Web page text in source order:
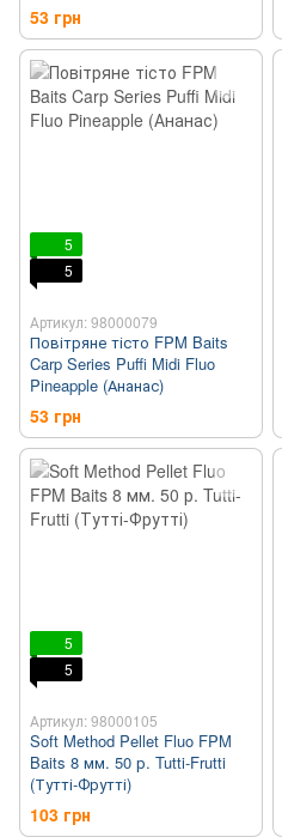
53 грн
5
5
Артикул: 98000079
Повітряне тісто FPM Baits
Carp Series Puffi Midi Fluo
Pineapple (Ананас)
53 грн
5
5
Артикул: 98000105
Soft Method Pellet Fluo FPM
Baits 8 мм. 50 р. Tutti-Frutti
(Тутті-Фрутті)
103 грн